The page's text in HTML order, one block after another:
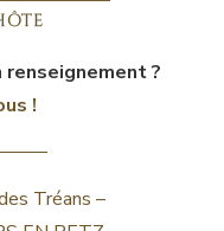
renseignement ?
!
Tréans –